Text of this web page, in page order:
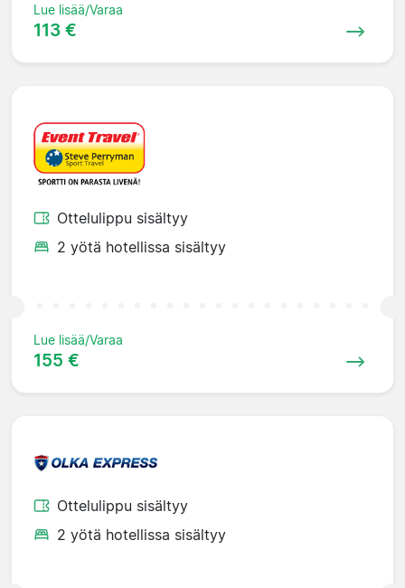
Lue lisää/Varaa
113 €
Ottelulippu sisältyy
2 yötä hotellissa sisältyy
Lue lisää/Varaa
155 €
Ottelulippu sisältyy
2 yötä hotellissa sisältyy